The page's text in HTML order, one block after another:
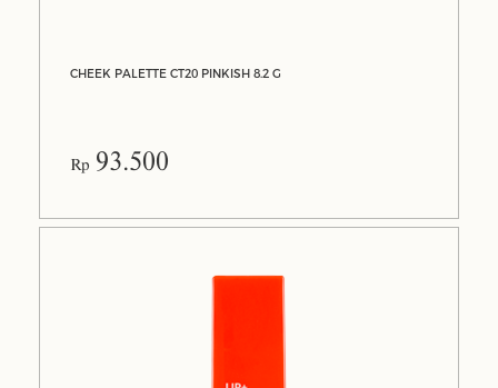
CHEEK PALETTE CT20 PINKISH 8.2 G
Rp 93.500